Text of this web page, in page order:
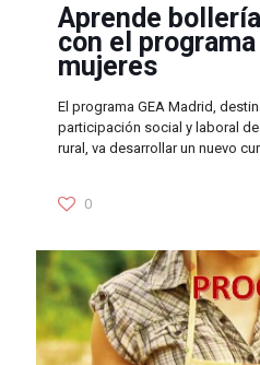
Aprende
con el programa
mujeres
El programa GEA Madrid,
participación social y laboral
rural, va desarrollar un nuevo
0